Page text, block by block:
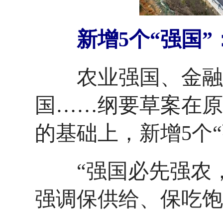
新增5个“强国”
农业强国、金融
国……纲要草案在原
的基础上，新增5个
“强国必先强农，
强调保供给、保吃